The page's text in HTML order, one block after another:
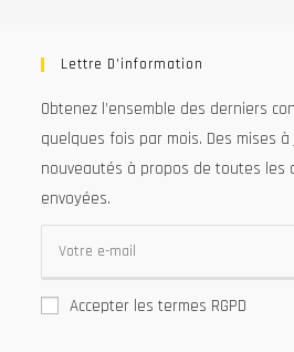
Lettre D’information
Obtenez l’ensemble des derniers
quelques fois par mois. Des mises
nouveautés à propos de toutes les
envoyées.
Accepter les termes RGPD